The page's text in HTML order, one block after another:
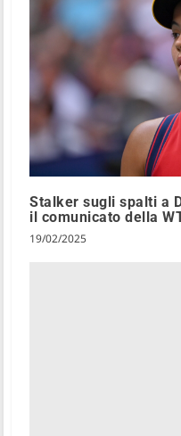
Stalker sugli spalti a
il comunicato della
19/02/2025